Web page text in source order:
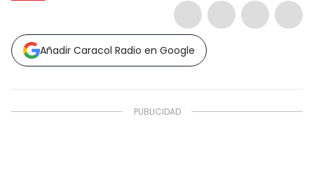
Añadir Caracol Radio en Google